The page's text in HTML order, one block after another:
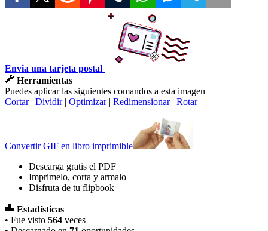
Envia una tarjeta postal
Herramientas
Puedes aplicar las siguientes comandos a esta imagen
Cortar| Dividir| Optimizar| Redimensionar| Rotar
Convertir GIF en libro imprimible
Descarga gratis el PDF
Imprimelo, corta y armalo
Disfruta de tu flipbook
Estadísticas
• Fue visto 564 veces